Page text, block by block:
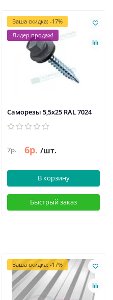
Ваша скидка: -17%
Лидер продаж!
Саморезы 5,5х25 RAL 7024
7р. 6р. /шт.
В корзину
Быстрый заказ
Ваша скидка: -17%